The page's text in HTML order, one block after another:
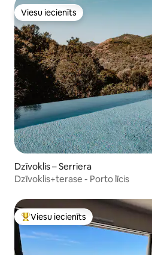
Viesu iecienīts
Viesu iecienīts
Dzīvoklis – Serriera
Dzīvoklis+terase - Porto līcis
Populārs viesu iecienīts mājoklis
Viesu iecienīts